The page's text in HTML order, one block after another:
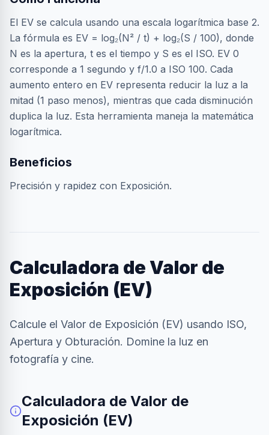
El EV se calcula usando una escala logarítmica base 2.
La fórmula es EV = log₂(N² / t) + log₂(S / 100), donde
N es la apertura, t es el tiempo y S es el ISO. EV 0
corresponde a 1 segundo y f/1.0 a ISO 100. Cada
aumento entero en EV representa reducir la luz a la
mitad (1 paso menos), mientras que cada disminución
duplica la luz. Esta herramienta maneja la matemática
logarítmica.
Beneficios
Precisión y rapidez con Exposición.
Calculadora de Valor de
Exposición (EV)
Calcule el Valor de Exposición (EV) usando ISO,
Apertura y Obturación. Domine la luz en
fotografía y cine.
Calculadora de Valor de
Exposición (EV)